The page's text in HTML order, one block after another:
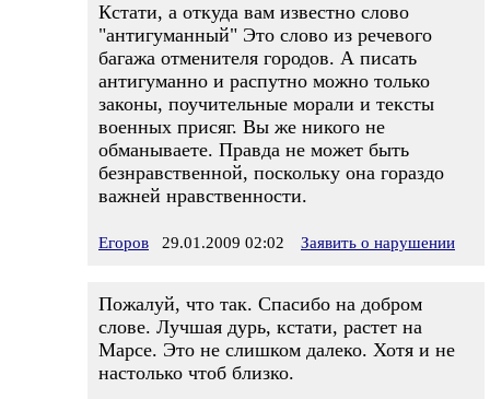
Кстати, а откуда вам известно слово
"антигуманный" Это слово из речевого
багажа отменителя городов. А писать
антигуманно и распутно можно только
законы, поучительные морали и тексты
военных присяг. Вы же никого не
обманываете. Правда не может быть
безнравственной, поскольку она гораздо
важней нравственности.
Егоров 29.01.2009 02:02 Заявить о нарушении
Пожалуй, что так. Спасибо на добром
слове. Лучшая дурь, кстати, растет на
Марсе. Это не слишком далеко. Хотя и не
настолько чтоб близко.